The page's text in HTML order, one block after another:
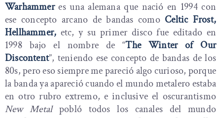
Warhammeres una alemana que nació en 1994 con
ese concepto arcano de bandas comoCeltic Frost,
Hellhammer, etc, y su primer disco fue editado en
1998 bajo el nombre de “The Winter of Our
Discontent”, teniendo ese concepto de bandas de los
80s, pero eso siempre me pareció algo curioso, porque
la banda ya apareció cuando el mundo metalero estaba
en otro rubro extremo, e inclusive el oscurantismo
New Metalpobló todos los canales del mundo